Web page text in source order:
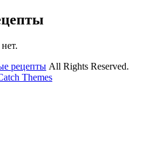
рецепты All Rights Reserved.
Themes